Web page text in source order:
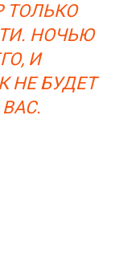
НОЧЬЮ
И
НЕ БУДЕТ